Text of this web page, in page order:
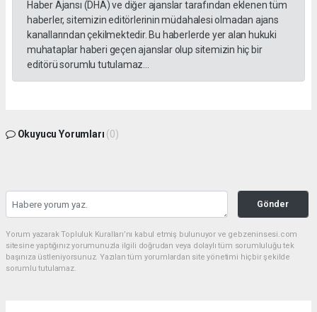
Haber Ajansı (DHA) ve diğer ajanslar tarafından eklenen tüm
haberler, sitemizin editörlerinin müdahalesi olmadan ajans
kanallarından çekilmektedir. Bu haberlerde yer alan hukuki
muhataplar haberi geçen ajanslar olup sitemizin hiç bir
editörü sorumlu tutulamaz...
Okuyucu Yorumları (0)
Gönder
Yorum yazarak Topluluk Kuralları’nı kabul etmiş bulunuyor ve gebzeninsesi.com
sitesine yaptığınız yorumunuzla ilgili doğrudan veya dolaylı tüm sorumluluğu tek
başınıza üstleniyorsunuz. Yazılan tüm yorumlardan site yönetimi hiçbir şekilde
sorumlu tutulamaz.